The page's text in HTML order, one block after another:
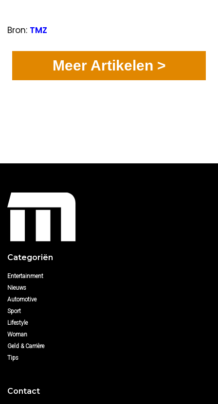
Bron: TMZ
Meer Artikelen >
Categoriën
Entertainment
Nieuws
Automotive
Sport
Lifestyle
Woman
Geld & Carrière
Tips
Contact